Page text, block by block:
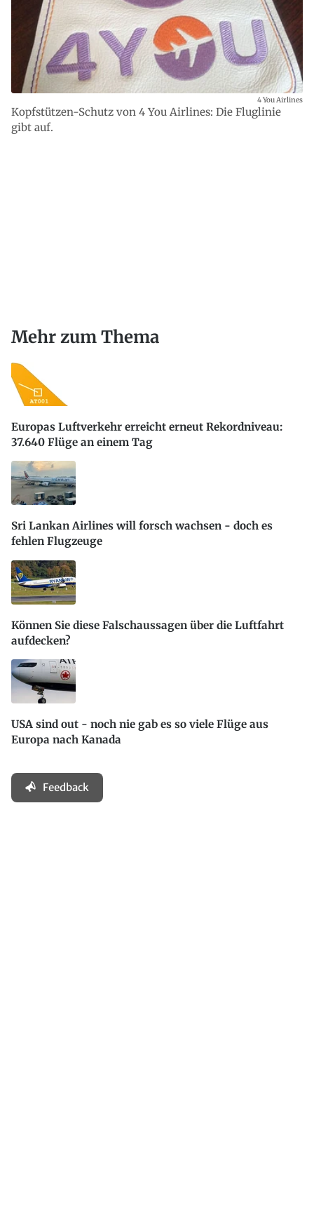
Kopfstützen-Schutz von 4 You Airlines: Die Fluglinie
gibt auf.
4 You Airlines
Mehr zum Thema
Europas Luftverkehr erreicht erneut Rekordniveau:
37.640 Flüge an einem Tag
Sri Lankan Airlines will forsch wachsen - doch es
fehlen Flugzeuge
Können Sie diese Falschaussagen über die Luftfahrt
aufdecken?
USA sind out - noch nie gab es so viele Flüge aus
Europa nach Kanada
Feedback